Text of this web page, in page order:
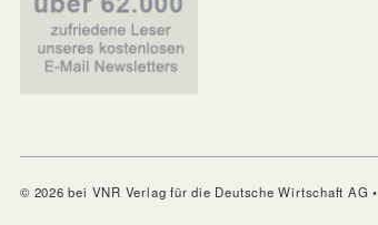
© 2026 bei VNR Verlag für die Deutsche Wirtschaft AG •